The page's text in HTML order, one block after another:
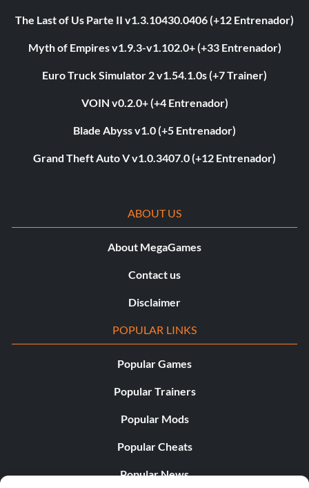
The Last of Us Parte II v1.3.10430.0406 (+12 Entrenador)
Myth of Empires v1.9.3-v1.102.0+ (+33 Entrenador)
Euro Truck Simulator 2 v1.54.1.0s (+7 Trainer)
VOIN v0.2.0+ (+4 Entrenador)
Blade Abyss v1.0 (+5 Entrenador)
Grand Theft Auto V v1.0.3407.0 (+12 Entrenador)
ABOUT US
About MegaGames
Contact us
Disclaimer
POPULAR LINKS
Popular Games
Popular Trainers
Popular Mods
Popular Cheats
Popular News